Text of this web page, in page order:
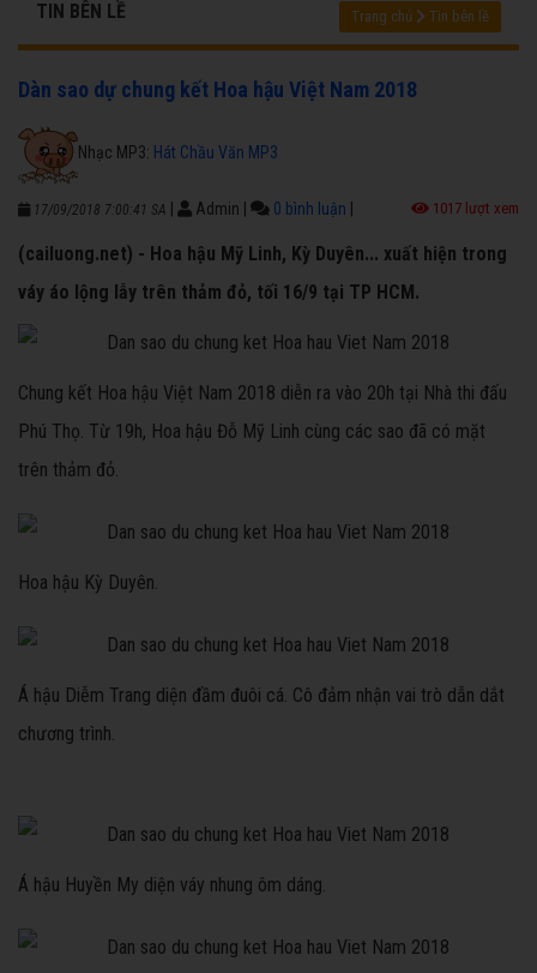
TIN BÊN LỀ Trang chủ Tin bên lề
Dàn sao dự chung kết Hoa hậu Việt Nam 2018
Nhạc MP3: Hát Chầu Văn MP3
17/09/2018 7:00:41 SA Admin 0 bình luận 1017 lượt xem
(cailuong.net) - Hoa hậu Mỹ Linh, Kỳ Duyên... xuất hiện trong
váy áo lộng lẫy trên thảm đỏ, tối 16/9 tại TP HCM.
Chung kết Hoa hậu Việt Nam 2018 diễn ra vào 20h tại Nhà thi đấu
Phú Thọ. Từ 19h, Hoa hậu Đỗ Mỹ Linh cùng các sao đã có mặt
trên thảm đỏ.
Hoa hậu Kỳ Duyên.
Á hậu Diễm Trang diện đầm đuôi cá. Cô đảm nhận vai trò dẫn dắt
chương trình.
Á hậu Huyền My diện váy nhung ôm dáng.